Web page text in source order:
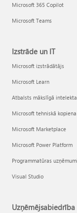
Microsoft 365 Copilot
Microsoft Teams
Izstrāde un IT
Microsoft izstrādātājs
Microsoft Learn
Atbalsts mākslīgā
Microsoft tehniskā kopiena
Microsoft Marketplace
Microsoft Power Platform
Programmatūras uzņēmumi
Visual Studio
Uzņēmējsabiedrība